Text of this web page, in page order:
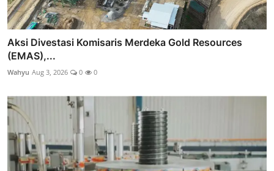
Aksi Divestasi Komisaris Merdeka Gold Resources
(EMAS),...
Wahyu Aug 3, 2026 0 0